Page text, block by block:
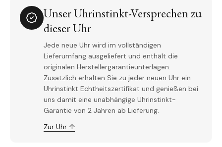
Unser Uhrinstinkt-Versprechen zu
dieser Uhr
Jede neue Uhr wird im vollständigen
Lieferumfang ausgeliefert und enthält die
originalen Herstellergarantieunterlagen.
Zusätzlich erhalten Sie zu jeder neuen Uhr ein
Uhrinstinkt Echtheitszertifikat und genießen bei
uns damit eine unabhängige Uhrinstinkt-
Garantie von 2 Jahren ab Lieferung.
Zur Uhr ↑